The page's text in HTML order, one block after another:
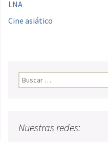
LNA
Cine asiático
Buscar:
Nuestras redes: